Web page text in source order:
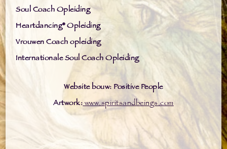
Soul Coach Opleiding
Heartdancing® Opleiding
Vrouwen Coach opleiding
Internationale Soul Coach Opleiding
Website bouw: Positive People
Artwork:www.spiritsandbeings.com